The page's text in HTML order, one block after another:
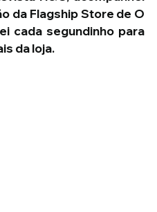
da Flagship Store de O
cada segundinho para
da loja.